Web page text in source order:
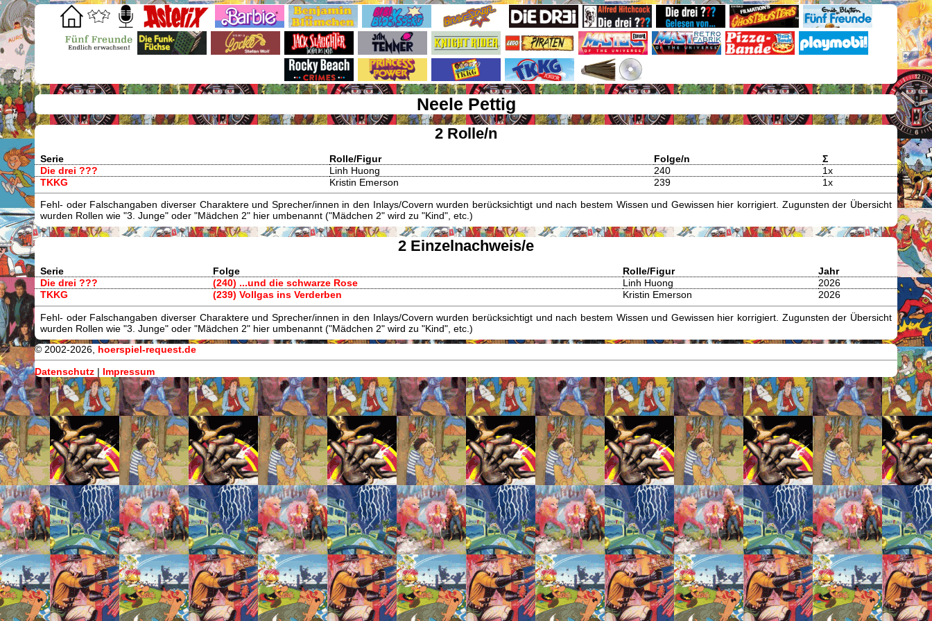
Neele Pettig
2 Rolle/n
Serie Rolle/Figur Folge/n
Σ
Die drei ???
Linh Huong 240
1x
TKKG
Kristin Emerson 239 1x
Fehl- oder Falschangaben diverser Charaktere und Sprecher/innen in den Inlays/Covern wurden berücksichtigt und nach bestem Wissen und Gewissen hier korrigiert. Zugunsten der Übersicht
wurden Rollen wie "3. Junge" oder "Mädchen 2" hier umbenannt ("Mädchen 2" wird zu "Kind", etc.)
2 Einzelnachweis/e
Serie Folge Rolle/Figur
Jahr
Die drei ???
(240) ...und die schwarze Rose Linh Huong
2026
TKKG
(239) Vollgas ins Verderben Kristin Emerson 2026
Fehl- oder Falschangaben diverser Charaktere und Sprecher/innen in den Inlays/Covern wurden berücksichtigt und nach bestem Wissen und Gewissen hier korrigiert. Zugunsten der Übersicht
wurden Rollen wie "3. Junge" oder "Mädchen 2" hier umbenannt ("Mädchen 2" wird zu "Kind", etc.)
© 2002-2026, hoerspiel-request.de
Datenschutz | Impressum